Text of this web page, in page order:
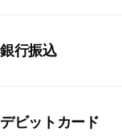
銀行振込
デビットカード